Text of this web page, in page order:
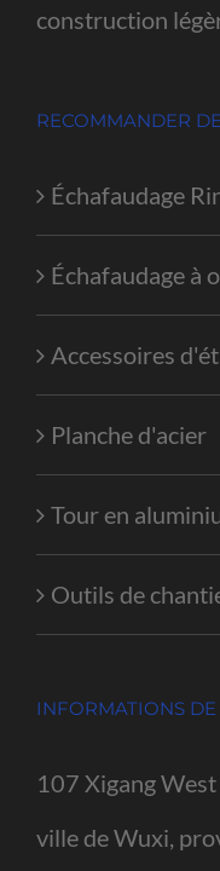
construction
RECOMMANDER
Échafaudage
Échafaudage à
Accessoires
Planche d'acier
Tour en
Outils de
INFORMATIONS DE
107 Xigang
ville de Wuxi,